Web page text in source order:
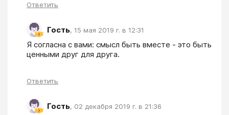
Ответить
Гость, 15 мая 2019 г. в 12:31
Я согласна с вами: смысл быть вместе - это быть
ценными друг для друга.
Ответить
Гость, 02 декабря 2019 г. в 21:36